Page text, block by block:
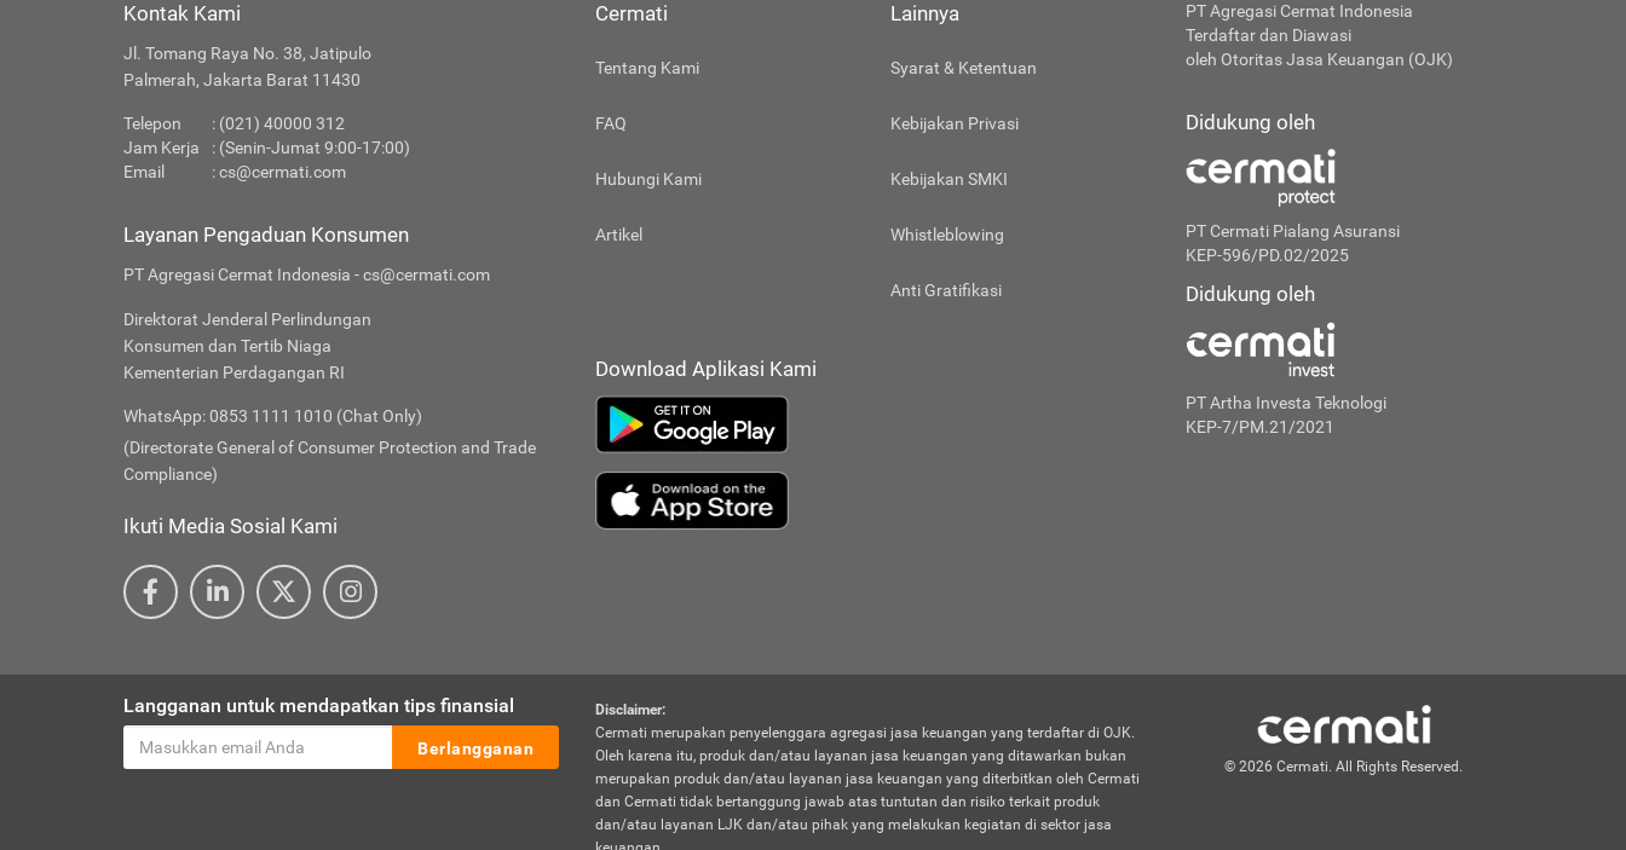
Kontak Kami
Jl. Tomang Raya No. 38, Jatipulo
Palmerah, Jakarta Barat 11430
Telepon
: (021) 40000 312
Jam Kerja
: (Senin-Jumat 9:00-17:00)
Email
:cs@cermati.com
Layanan Pengaduan Konsumen
PT Agregasi Cermat Indonesia - cs@cermati.com
Direktorat Jenderal Perlindungan
Konsumen dan Tertib Niaga
Kementerian Perdagangan RI
WhatsApp: 0853 1111 1010 (Chat Only)
(Directorate General of Consumer Protection and Trade
Compliance)
Ikuti Media Sosial Kami
Cermati
Tentang Kami
FAQ
Hubungi Kami
Artikel
Lainnya
Syarat & Ketentuan
Kebijakan Privasi
Kebijakan SMKI
Whistleblowing
Anti Gratifikasi
Download Aplikasi Kami
PT Agregasi Cermat Indonesia
Terdaftar dan Diawasi
oleh Otoritas Jasa Keuangan (OJK)
Didukung oleh
PT Cermati Pialang Asuransi
KEP-596/PD.02/2025
Didukung oleh
PT Artha Investa Teknologi
KEP-7/PM.21/2021
Langganan untuk mendapatkan tips finansial
Berlangganan
Disclaimer:
Cermati merupakan penyelenggara agregasi jasa keuangan yang terdaftar di OJK.
Oleh karena itu, produk dan/atau layanan jasa keuangan yang ditawarkan bukan
merupakan produk dan/atau layanan jasa keuangan yang diterbitkan oleh Cermati
dan Cermati tidak bertanggung jawab atas tuntutan dan risiko terkait produk
dan/atau layanan LJK dan/atau pihak yang melakukan kegiatan di sektor jasa
© 2026 Cermati. All Rights Reserved.